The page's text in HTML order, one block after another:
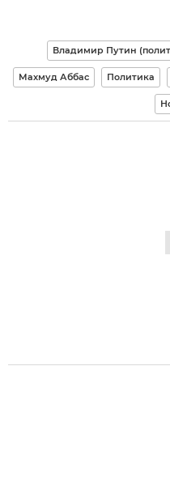
Владимир Путин
Махмуд Аббас Политика